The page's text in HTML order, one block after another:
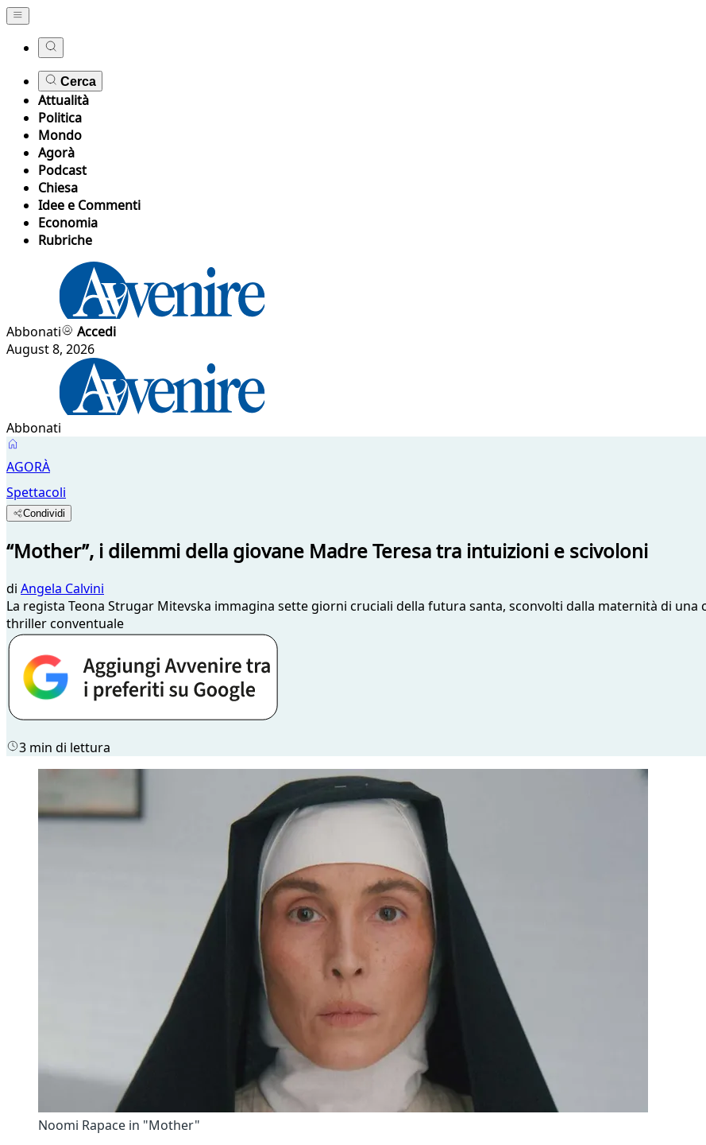
Cerca
Attualità
Politica
Mondo
Agorà
Podcast
Chiesa
Idee e Commenti
Economia
Rubriche
Abbonati
Accedi
August 8, 2026
Abbonati
AGORÀ
Spettacoli
Condividi
“Mother”, i dilemmi della giovane Madre Teresa tra intuizioni e scivoloni
di Angela Calvini
La regista Teona Strugar Mitevska immagina sette giorni cruciali della futura santa, sconvolti dalla maternità di
thriller conventuale
3 min di lettura
Noomi Rapace in "Mother"